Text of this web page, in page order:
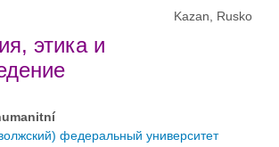
Kazan, Rusko
этика и
федеральный университет